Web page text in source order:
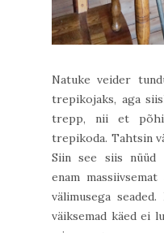
Natuke veider
trepikojaks, aga
trepp, nii et
trepikoda. Tahtsin
Siin see siis nüüd
enam
välimusega
väiksemad käed ei